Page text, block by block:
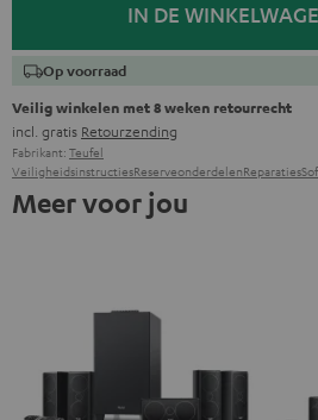
IN DE
Op voorraad
Veilig winkelen met 8 weken retourrecht
incl. gratis Retourzending
Fabrikant: Teufel
VeiligheidsinstructiesReserveonderdelenReparaties
Meer voor jou